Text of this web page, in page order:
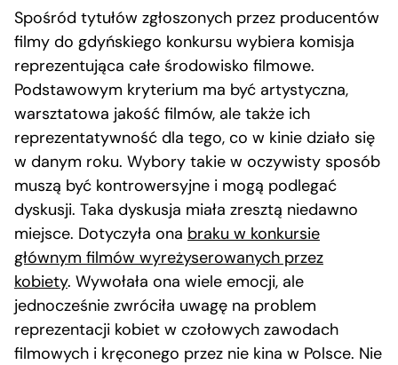
Spośród tytułów zgłoszonych przez producentów
filmy do gdyńskiego konkursu wybiera komisja
reprezentująca całe środowisko filmowe.
Podstawowym kryterium ma być artystyczna,
warsztatowa jakość filmów, ale także ich
reprezentatywność dla tego, co w kinie działo się
w danym roku. Wybory takie w oczywisty sposób
muszą być kontrowersyjne i mogą podlegać
dyskusji. Taka dyskusja miała zresztą niedawno
miejsce. Dotyczyła ona braku w konkursie
głównym filmów wyreżyserowanych przez
kobiety. Wywołała ona wiele emocji, ale
jednocześnie zwróciła uwagę na problem
reprezentacji kobiet w czołowych zawodach
filmowych i kręconego przez nie kina w Polsce. Nie